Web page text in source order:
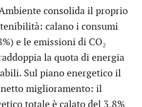
consolida il proprio
calano i consumi
e le emissioni di CO₂
la quota di energia
Sul piano energetico il
netto miglioramento: il